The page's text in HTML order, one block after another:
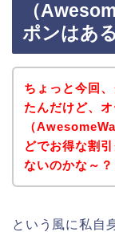
（
ポンはあ
ちょっと今回
たんだけど、
（
どでお得な割
ないのかな～？
という風に私自